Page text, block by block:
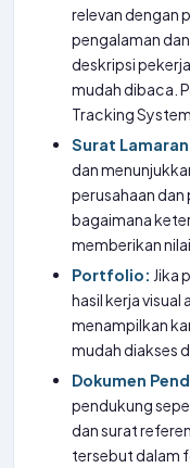
relevan dengan
pengalaman
deskripsi
mudah dibaca.
Tracking System
Surat
dan
perusahaan dan
bagaimana
memberikan
Portfolio: Jika
hasil kerja
menampilkan
mudah diakses
Dokumen
pendukung
dan surat
tersebut dalam